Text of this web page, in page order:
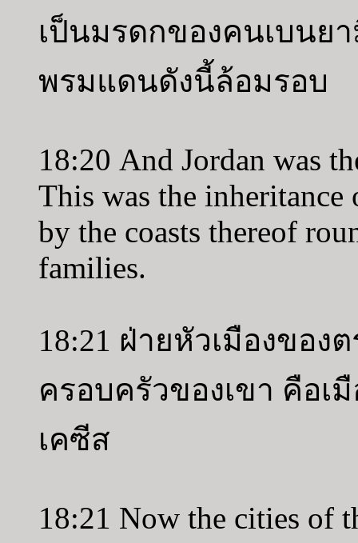
เป็นมรดกของคนเบนย
พรมแดนดังนี้ล้อมรอบ
18:20 And Jordan was
This was the
by the coasts thereof
families.
18:21 ฝ่ายหัวเมืองขอ
ครอบครัวของเขา คือเ
เคซีส
18:21 Now the cities of